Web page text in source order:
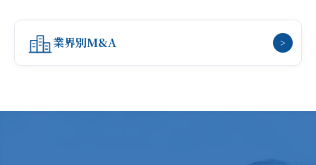
業界別M&A >